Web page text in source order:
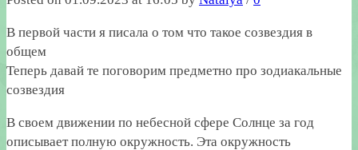
В первой части я писала о том что такое созвездия в
общем
Теперь давай те поговорим предметно про зодиакальные
созвездия
В своем движении по небесной сфере Солнце за год
описывает полную окружность. Эта окружность